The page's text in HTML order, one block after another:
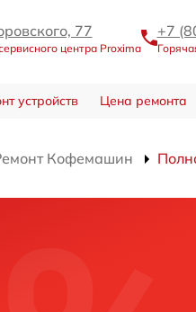
77
центра Proxima
+7
устройств Цена ремонта
Кофемашин